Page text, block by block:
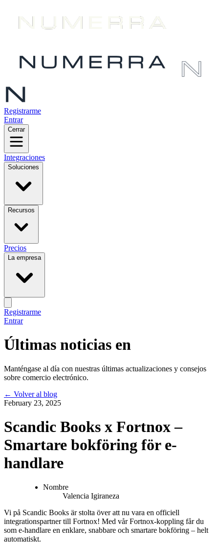
Registrarme
Entrar
Cerrar
Integraciones
Soluciones
Recursos
Precios
La empresa
Registrarme
Entrar
Últimas noticias en
Manténgase al día con nuestras últimas actualizaciones y consejos
sobre comercio electrónico.
← Volver al blog
February 23, 2025
Scandic Books x Fortnox –
Smartare bokföring för e-
handlare
Nombre
Valencia Igiraneza
Vi på Scandic Books är stolta över att nu vara en officiell
integrationspartner till Fortnox! Med vår Fortnox-koppling får du
som e-handlare en enklare, snabbare och smartare bokföring – helt
automatiskt.